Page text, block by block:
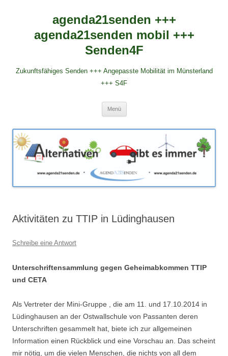
agenda21senden +++
agenda21senden mobil +++
Senden4F
Zukunftsfähiges Senden +++ Angepasste Mobilität im Münsterland
+++ S4F
Menü
Aktivitäten zu TTIP in Lüdinghausen
Schreibe eine Antwort
Unterschriftensammlung gegen Geheimabkommen TTIP
und CETA
Als Vertreter der Mini-Gruppe , die am 11. und 17.10.2014 in
Lüdinghausen an der Ostwallschule von Passanten deren
Unterschriften gesammelt hat, biete ich zur allgemeinen
Information einen Rückblick und eine Vorschau an. Das scheint
mir nötig, um die vielen Menschen, die nichts von all dem